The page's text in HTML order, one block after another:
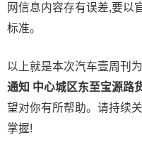
网信息内容存有误差,要以
标准。
以上就是本次汽车壹周刊
通知 中心城区东至宝源路
望对你有所帮助。请持续
掌握!